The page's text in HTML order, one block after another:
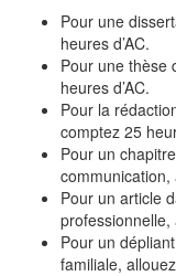
Pour une
heures d’AC.
Pour une thèse
heures d’AC.
Pour la
comptez 25
Pour un
communication,
Pour un article
professionnelle,
Pour un
familiale,